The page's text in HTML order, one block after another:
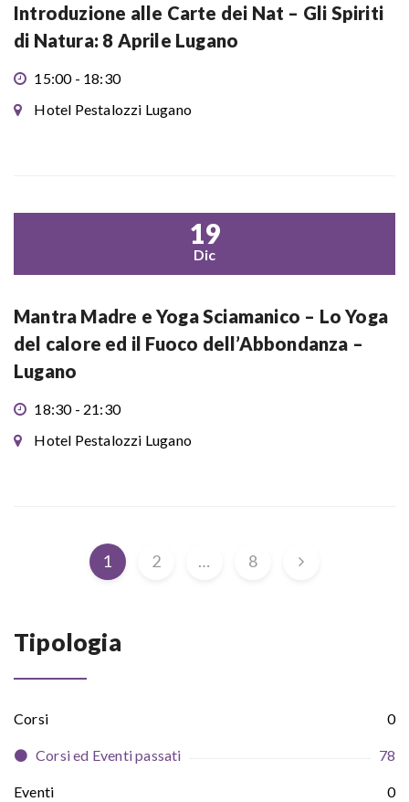
Introduzione alle Carte dei Nat – Gli Spiriti
di Natura: 8 Aprile Lugano
15:00 - 18:30
Hotel Pestalozzi Lugano
19
Dic
Mantra Madre e Yoga Sciamanico – Lo Yoga
del calore ed il Fuoco dell’Abbondanza –
Lugano
18:30 - 21:30
Hotel Pestalozzi Lugano
1 2 … 8
Tipologia
Corsi 0
Corsi ed Eventi passati 78
Eventi 0